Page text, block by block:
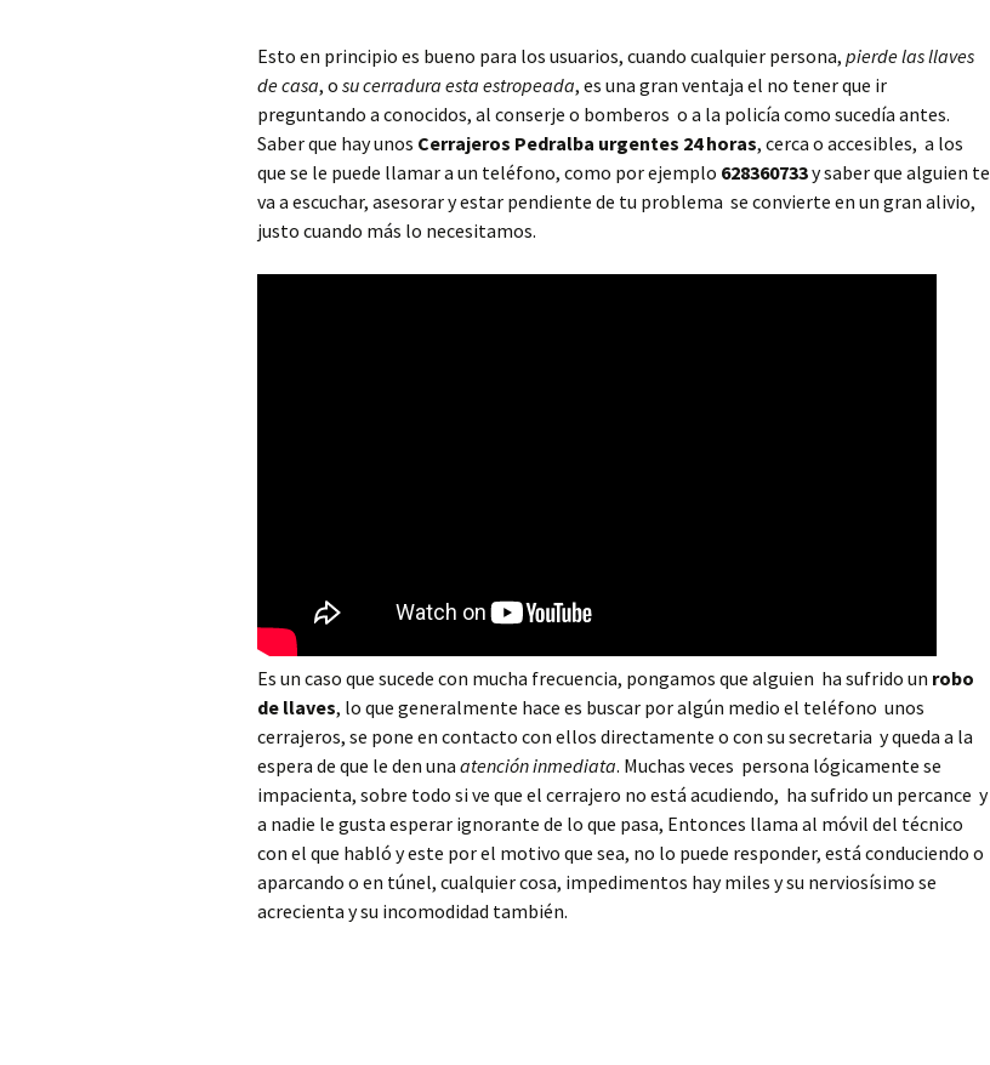
Cerrajero Albalat dels
Tarongers
Cerrajero Alberic
Cerrajero Alborache
Cerrajero Alfafar
Cerrajero Alfara de la
Baronia
Cerrajero Alfara del
Patriarca
Cerrajero Alfarp
Cerrajero Alfarrasí
Cerrajero Alfauir
Esto en principio es bueno para los usuarios, cuando cualquier persona, pierde las llaves
de casa, o su cerradura esta estropeada, es una gran ventaja el no tener que ir
preguntando a conocidos, al conserje o bomberos o a la policía como sucedía antes.
Saber que hay unos Cerrajeros Pedralba urgentes 24 horas, cerca o accesibles, a los
que se le puede llamar a un teléfono, como por ejemplo 628360733y saber que alguien te
va a escuchar, asesorar y estar pendiente de tu problema se convierte en un gran alivio,
justo cuando más lo necesitamos.
Es un caso que sucede con mucha frecuencia, pongamos que alguien ha sufrido un robo
de llaves, lo que generalmente hace es buscar por algún medio el teléfono unos
cerrajeros, se pone en contacto con ellos directamente o con su secretaria y queda a la
espera de que le den una atención inmediata. Muchas veces persona lógicamente se
impacienta, sobre todo si ve que el cerrajero no está acudiendo, ha sufrido un percance y
a nadie le gusta esperar ignorante de lo que pasa, Entonces llama al móvil del técnico
con el que habló y este por el motivo que sea, no lo puede responder, está conduciendo o
aparcando o en túnel, cualquier cosa, impedimentos hay miles y su nerviosísimo se
acrecienta y su incomodidad también.